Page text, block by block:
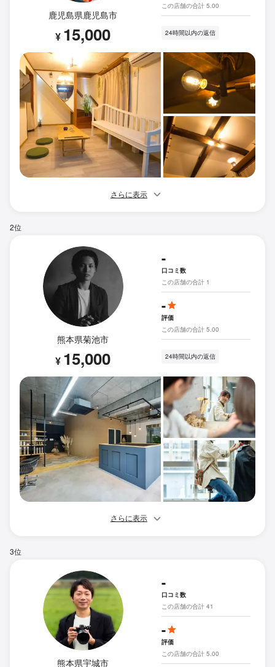
鹿児島県鹿児島市
¥ 15,000
この店舗の合計 5.00
24時間以内の返信
さらに表示
2位
熊本県菊池市
¥ 15,000
-
口コミ数
この店舗の合計 1
-
評価
この店舗の合計 5.00
24時間以内の返信
さらに表示
3位
熊本県宇城市
-
口コミ数
この店舗の合計 41
-
評価
この店舗の合計 5.00